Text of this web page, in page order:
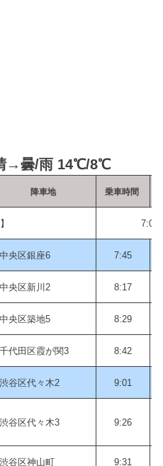
→曇/雨 14℃/8℃
降車地 乗車時間
7:05
中央区銀座6 7:45
中央区新川2 8:17
中央区築地5 8:29
千代田区霞が関3 8:42
渋谷区代々木2 9:01
渋谷区代々木3 9:26
渋谷区神山町 9:31